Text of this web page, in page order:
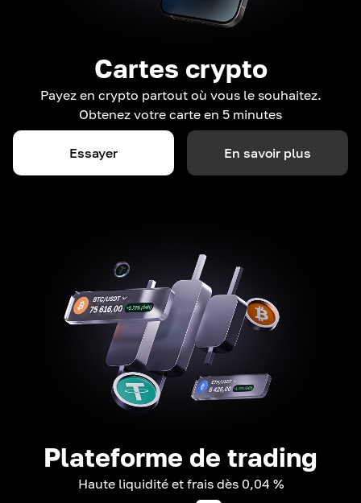
Cartes crypto
Payez en crypto partout où vous le souhaitez.
Obtenez votre carte en 5 minutes
Essayer En savoir plus
Plateforme de trading
Haute liquidité et frais dès 0,04 %